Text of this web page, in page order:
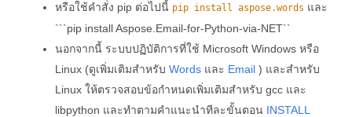
หรือใช้คำสั่ง pip ต่อไปนี้ pip install aspose.words และ
```pip install Aspose.Email-for-Python-via-NET``
นอกจากนี้ ระบบปฏิบัติการที่ใช้ Microsoft Windows หรือ
Linux (ดูเพิ่มเติมสำหรับ Words และ Email ) และสำหรับ
Linux ให้ตรวจสอบข้อกำหนดเพิ่มเติมสำหรับ gcc และ
libpython และทำตามคำแนะนำทีละขั้นตอน INSTALL